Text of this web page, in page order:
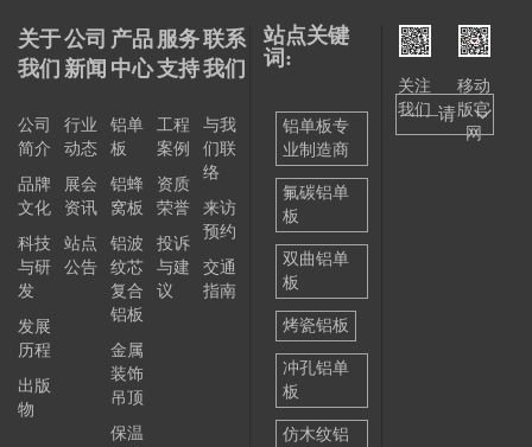
关于
我们
公司
简介
品牌
文化
科技
与研
发
发展
历程
出版
物
公司
新闻
行业
动态
展会
资讯
站点
公告
产品
中心
铝单
板
铝蜂
窝板
铝波
纹芯
复合
铝板
金属
装饰
吊顶
保温
服务
支持
工程
案例
资质
荣誉
投诉
与建
议
联系
我们
与我
们联
络
来访
预约
交通
指南
站点关键
词:
铝单板专
业制造商
氟碳铝单
板
双曲铝单
板
烤瓷铝板
冲孔铝单
板
仿木纹铝
关注
我们
移动
版官
网
——请